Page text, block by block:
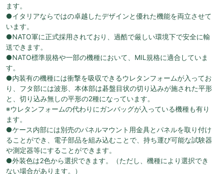
ます。
●イタリアならではの卓越したデザインと優れた機能を両立させて
います。
●NATO軍に正式採用されており、過酷で厳しい環境下で安全に輸
送できます。
●NATO標準規格や一部の機種において、MIL規格に適合していま
す。
●内装有の機種には衝撃を吸収できるウレタンフォームが入ってお
り、フタ部には波形、本体部は碁盤目状の切り込みが施された平形
と、切り込み無しの平形の2種になっています。
※ウレタンフォームの代わりにガンバッグが入っている機種も有り
ます。
●ケース内部には別売のパネルマウント用金具とパネルを取り付け
ることができ、電子部品を組み込むことで、持ち運び可能な試験器
や測定器等にすることができます。
●外装色は2色から選択できます。（ただし、機種により選択でき
ない場合があります。）